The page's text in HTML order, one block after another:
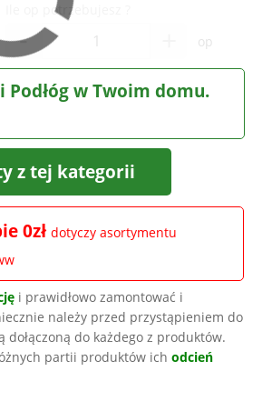
Ile op potrzebujesz ?
- op
w Twoim domu.
z tej kategorii
0złdotyczy asortymentu
i prawidłowo zamontować i
należy przed przystąpieniem do
do każdego z produktów.
partii produktów ichodcień